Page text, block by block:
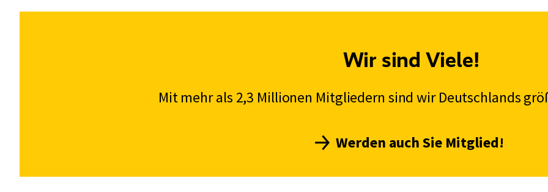
Wir sind Viele!
Mit mehr als 2,3 Millionen Mitgliedern sind wir Deutschlands
Werden auch Sie Mitglied!